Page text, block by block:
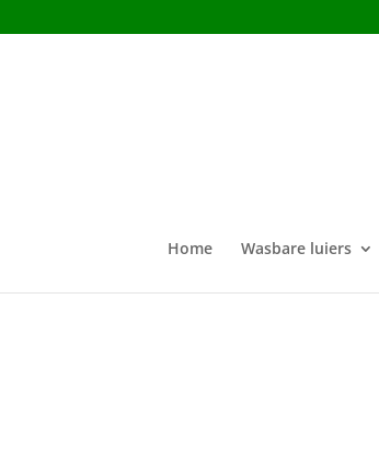
Home Wasbare luiers